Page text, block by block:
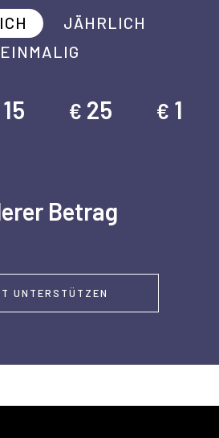
JÄHRLICH
EINMALIG
15 € 25 € 1
Betrag
UNTERSTÜTZEN